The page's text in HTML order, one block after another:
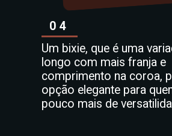
04
Um bixie, que é uma
longo com mais franja e
comprimento na coroa,
opção elegante para
pouco mais de